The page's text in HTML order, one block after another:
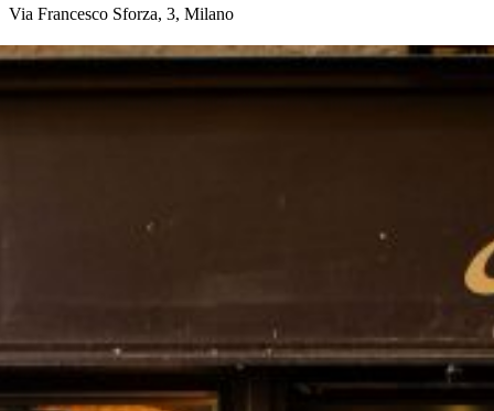
Via Francesco Sforza, 3, Milano
prenota appuntamento